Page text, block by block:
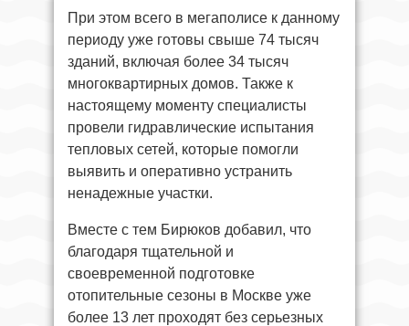
При этом всего в мегаполисе к данному
периоду уже готовы свыше 74 тысяч
зданий, включая более 34 тысяч
многоквартирных домов. Также к
настоящему моменту специалисты
провели гидравлические испытания
тепловых сетей, которые помогли
выявить и оперативно устранить
ненадежные участки.
Вместе с тем Бирюков добавил, что
благодаря тщательной и
своевременной подготовке
отопительные сезоны в Москве уже
более 13 лет проходят без серьезных